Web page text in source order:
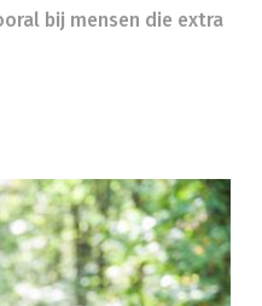
bij mensen die extra